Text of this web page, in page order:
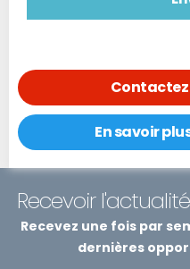
En savoir
Recevoir
Recevez une fois par
dernières